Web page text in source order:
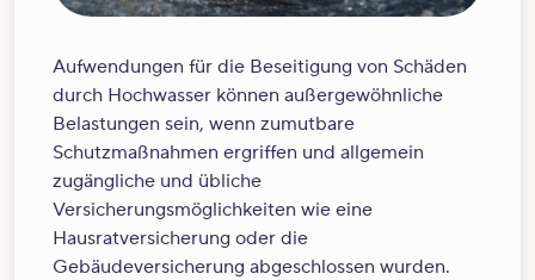
Aufwendungen für die Beseitigung von Schäden
durch Hochwasser können außergewöhnliche
Belastungen sein, wenn zumutbare
Schutzmaßnahmen ergriffen und allgemein
zugängliche und übliche
Versicherungsmöglichkeiten wie eine
Hausratversicherung oder die
Gebäudeversicherung abgeschlossen wurden.